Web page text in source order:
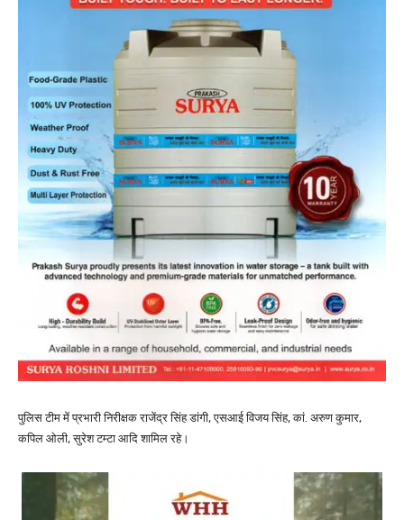
पुलिस टीम में प्रभारी निरीक्षक राजेंद्र सिंह डांगी, एसआई विजय सिंह, कां. अरुण कुमार,
कपिल ओली, सुरेश टम्टा आदि शामिल रहे।